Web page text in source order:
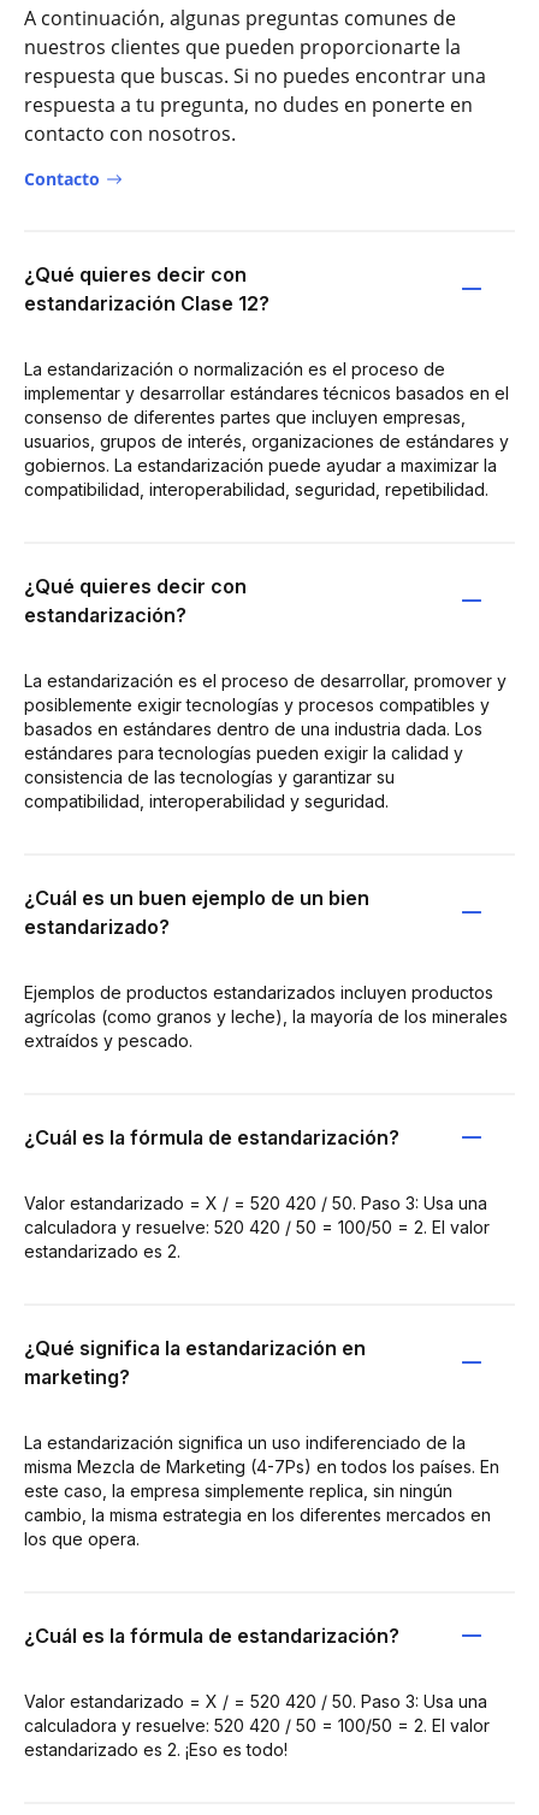
A continuación, algunas preguntas comunes de
nuestros clientes que pueden proporcionarte la
respuesta que buscas. Si no puedes encontrar una
respuesta a tu pregunta, no dudes en ponerte en
contacto con nosotros.
Contacto
¿Qué quieres decir con
estandarización Clase 12?
La estandarización o normalización es el proceso de
implementar y desarrollar estándares técnicos basados en el
consenso de diferentes partes que incluyen empresas,
usuarios, grupos de interés, organizaciones de estándares y
gobiernos. La estandarización puede ayudar a maximizar la
compatibilidad, interoperabilidad, seguridad, repetibilidad.
¿Qué quieres decir con
estandarización?
La estandarización es el proceso de desarrollar, promover y
posiblemente exigir tecnologías y procesos compatibles y
basados en estándares dentro de una industria dada. Los
estándares para tecnologías pueden exigir la calidad y
consistencia de las tecnologías y garantizar su
compatibilidad, interoperabilidad y seguridad.
¿Cuál es un buen ejemplo de un bien
estandarizado?
Ejemplos de productos estandarizados incluyen productos
agrícolas (como granos y leche), la mayoría de los minerales
extraídos y pescado.
¿Cuál es la fórmula de estandarización?
Valor estandarizado = X / = 520 420 / 50. Paso 3: Usa una
calculadora y resuelve: 520 420 / 50 = 100/50 = 2. El valor
estandarizado es 2.
¿Qué significa la estandarización en
marketing?
La estandarización significa un uso indiferenciado de la
misma Mezcla de Marketing (4-7Ps) en todos los países. En
este caso, la empresa simplemente replica, sin ningún
cambio, la misma estrategia en los diferentes mercados en
los que opera.
¿Cuál es la fórmula de estandarización?
Valor estandarizado = X / = 520 420 / 50. Paso 3: Usa una
calculadora y resuelve: 520 420 / 50 = 100/50 = 2. El valor
estandarizado es 2. ¡Eso es todo!